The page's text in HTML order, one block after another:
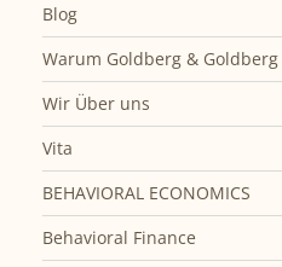
Blog
Warum Goldberg & Goldberg
Wir Über uns
Vita
BEHAVIORAL ECONOMICS
Behavioral Finance